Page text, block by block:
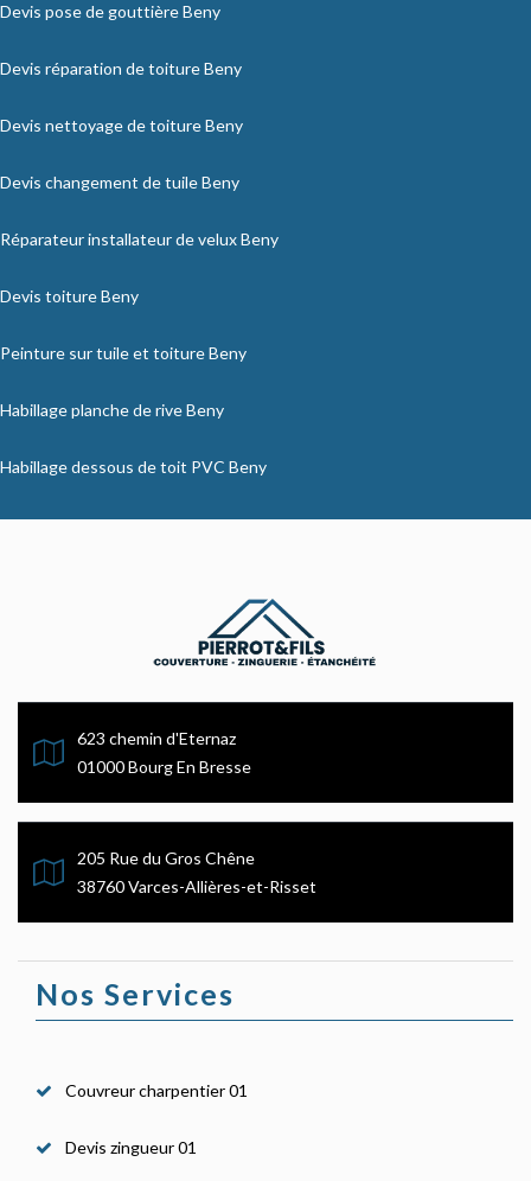
Devis pose de gouttière Beny
Devis réparation de toiture Beny
Devis nettoyage de toiture Beny
Devis changement de tuile Beny
Réparateur installateur de velux Beny
Devis toiture Beny
Peinture sur tuile et toiture Beny
Habillage planche de rive Beny
Habillage dessous de toit PVC Beny
623 chemin d'Eternaz
01000 Bourg En Bresse
205 Rue du Gros Chêne
38760 Varces-Allières-et-Risset
Nos Services
Couvreur charpentier 01
Devis zingueur 01